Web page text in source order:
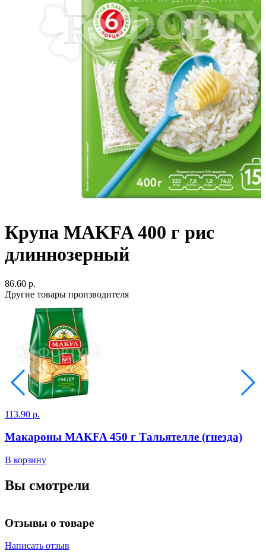
Крупа MAKFA 400 г рис
длиннозерный
86.60 р.
Другие товары производителя
113.90 р.
Макароны MAKFA 450 г Тальятелле (гнезда)
В корзину
Вы смотрели
Отзывы о товаре
Написать отзыв